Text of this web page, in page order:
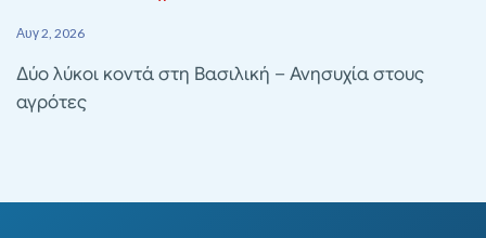
Αυγ 2, 2026
Δύο λύκοι κοντά στη Βασιλική – Ανησυχία στους
αγρότες